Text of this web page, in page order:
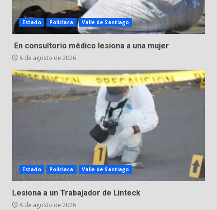
4
7 de agosto de 2026
5
Inauguran la Galería Historia y
Arte en Cartonería
Valle de Santiago refuerza
seguridad con nuevas unidades
7 de agosto de 2026
7
Los Pastores: tradición que
6 de agosto de 2026
Estado Policiaca Valle de Santiago
En consultorio médico lesiona a una mujer
8 de agosto de 2026
Estado Policiaca Valle de Santiago
Lesiona a un Trabajador de Linteck
8 de agosto de 2026